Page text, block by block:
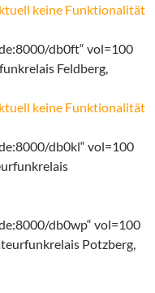
keine Funktionalität
db0ft“ vol=100
Feldberg,
keine Funktionalität
db0kl“ vol=100
db0wp“ vol=100
Potzberg,